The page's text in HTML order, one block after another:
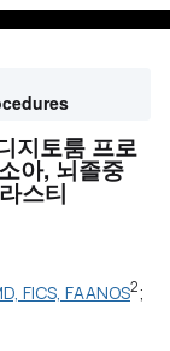
지토룸 프로
아, 뇌졸중
스티
FICS, FAANOS2;